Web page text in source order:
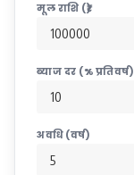
मूल राशि (₹)
ब्याज दर (% प्रतिवर्ष)
अवधि (वर्ष)